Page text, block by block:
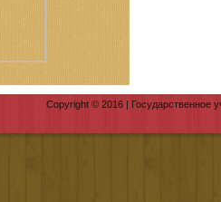
Copyright © 2016 | Государственное